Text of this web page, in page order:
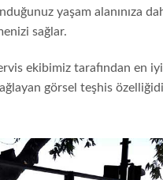
yaşam alanınıza
sağlar.
ekibimiz tarafından en
görsel teşhis